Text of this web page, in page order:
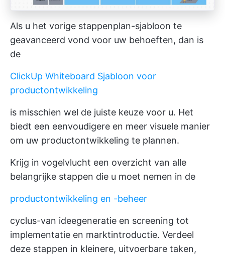
Als u het vorige stappenplan-sjabloon te
geavanceerd vond voor uw behoeften, dan is
de
ClickUp Whiteboard Sjabloon voor
productontwikkeling
is misschien wel de juiste keuze voor u. Het
biedt een eenvoudigere en meer visuele manier
om uw productontwikkeling te plannen.
Krijg in vogelvlucht een overzicht van alle
belangrijke stappen die u moet nemen in de
productontwikkeling en -beheer
cyclus-van ideegeneratie en screening tot
implementatie en marktintroductie. Verdeel
deze stappen in kleinere, uitvoerbare taken,